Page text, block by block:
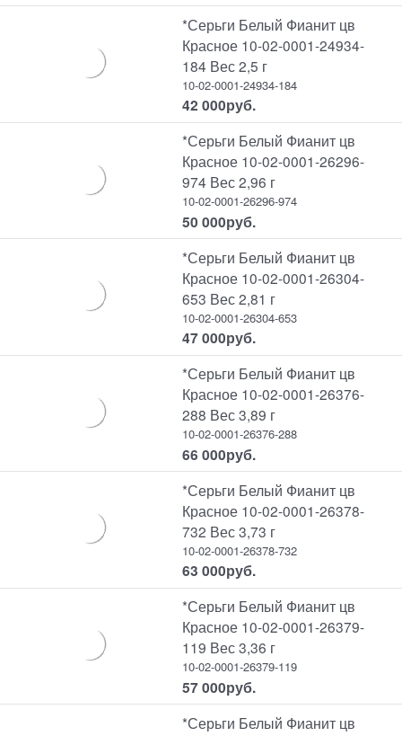
*Серьги Белый Фианит цв
Красное 10-02-0001-24934-
184 Вес 2,5 г
10-02-0001-24934-184
42 000руб.
*Серьги Белый Фианит цв
Красное 10-02-0001-26296-
974 Вес 2,96 г
10-02-0001-26296-974
50 000руб.
*Серьги Белый Фианит цв
Красное 10-02-0001-26304-
653 Вес 2,81 г
10-02-0001-26304-653
47 000руб.
*Серьги Белый Фианит цв
Красное 10-02-0001-26376-
288 Вес 3,89 г
10-02-0001-26376-288
66 000руб.
*Серьги Белый Фианит цв
Красное 10-02-0001-26378-
732 Вес 3,73 г
10-02-0001-26378-732
63 000руб.
*Серьги Белый Фианит цв
Красное 10-02-0001-26379-
119 Вес 3,36 г
10-02-0001-26379-119
57 000руб.
*Серьги Белый Фианит цв